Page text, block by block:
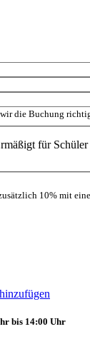
die Buchung
für
10% mit
bis 14:00 Uhr